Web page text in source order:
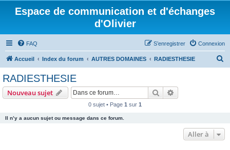
Espace de communication et d'échanges
d'Olivier
FAQ Connexion
S’enregistrer
Accueil Index du forum AUTRES DOMAINES RADIESTHESIE
RADIESTHESIE
Nouveau sujet Rechercher
0 sujet • Page 1 sur 1
Il n’y a aucun sujet ou message dans ce forum.
Aller à